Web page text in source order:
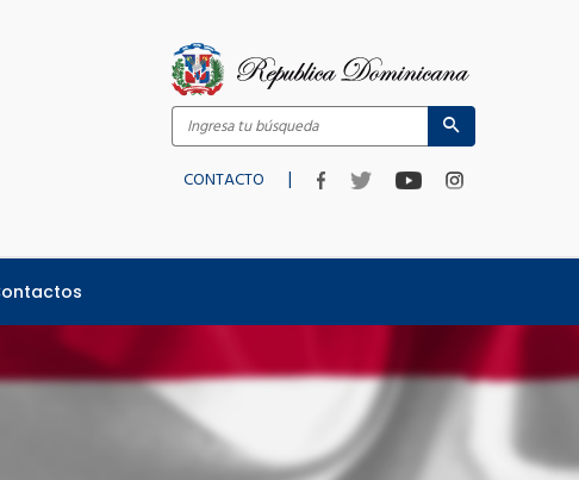
CONTACTO |